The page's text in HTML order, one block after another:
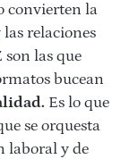
convierten la
relaciones
las que
bucean
Es lo que
se orquesta
laboral y de